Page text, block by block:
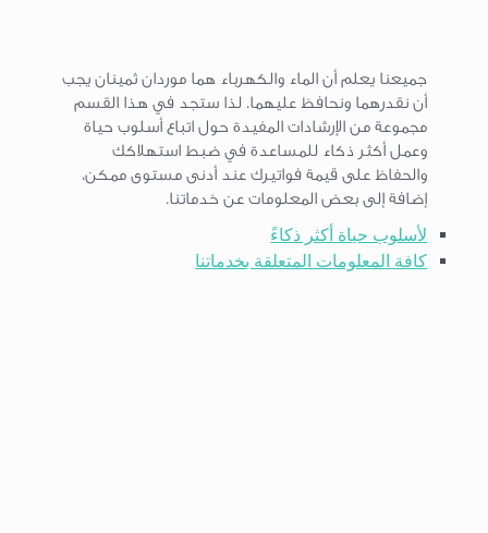
جميعنا يعلم أن الماء والكهرباء هما موردان ثمينان يجب
أن نقدرهما ونحافظ عليهما. لذا ستجد في هذا القسم
مجموعة من الإرشادات المفيدة حول اتباع أسلوب حياة
وعمل أكثر ذكاء للمساعدة في ضبط استهلاكك
والحفاظ على قيمة فواتيرك عند أدنى مستوى ممكن،
إضافة إلى بعض المعلومات عن خدماتنا.
لأسلوب حياة أكثر ذكاءً
كافة المعلومات المتعلقة بخدماتنا